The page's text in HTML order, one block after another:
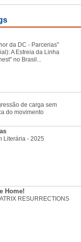
da DC - Parcerias"
A Estreia da Linha
no Brasil...
de carga sem
do movimento
Literária - 2025
Home!
RESURRECTIONS